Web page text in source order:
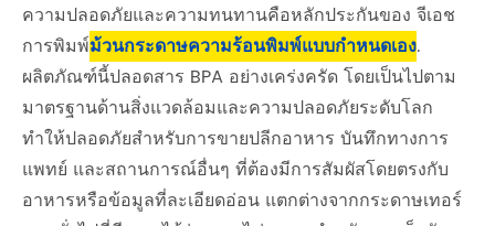
ความปลอดภัยและความทนทานคือหลักประกันของ จีเอช
การพิมพ์ม้วนกระดาษความร้อนพิมพ์แบบกำหนดเอง.
ผลิตภัณฑ์นี้ปลอดสาร BPA อย่างเคร่งครัด โดยเป็นไปตาม
มาตรฐานด้านสิ่งแวดล้อมและความปลอดภัยระดับโลก
ทำให้ปลอดภัยสำหรับการขายปลีกอาหาร บันทึกทางการ
แพทย์ และสถานการณ์อื่นๆ ที่ต้องมีการสัมผัสโดยตรงกับ
อาหารหรือข้อมูลที่ละเอียดอ่อน แตกต่างจากกระดาษเทอร์